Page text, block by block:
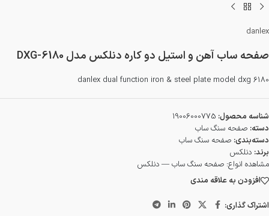
danlex
صفحه ساب آهن و استیل دو کاره دنلکس مدل DXG-6180
danlex dual function iron & steel plate model dxg 6180
شناسه محصول: 19006000775
دسته: صفحه سنگ ساب
دسته‌بندی: صفحه سنگ ساب
برند: دنلکس
مشاهده انواع: صفحه سنگ ساب — دنلکس
افزودن به علاقه مندی
اشتراک گذاری: